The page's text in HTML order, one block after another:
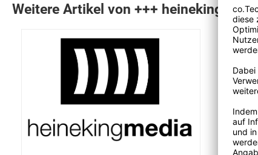
Weitere Artikel von +++